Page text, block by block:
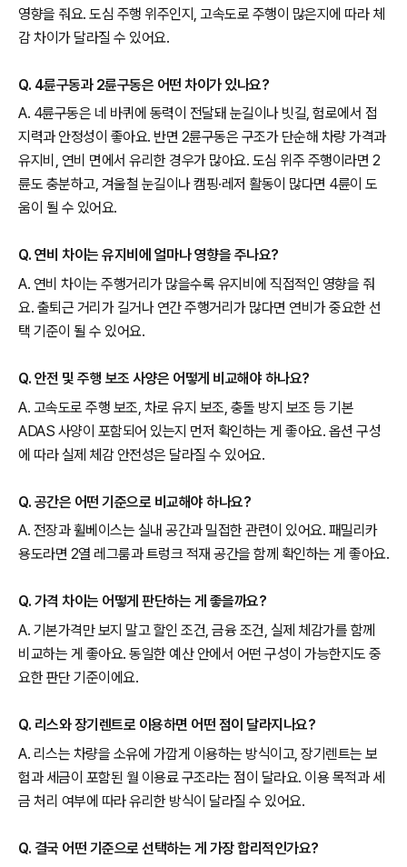
영향을 줘요. 도심 주행 위주인지, 고속도로 주행이 많은지에 따라 체
감 차이가 달라질 수 있어요.
Q. 4륜구동과 2륜구동은 어떤 차이가 있나요?
A. 4륜구동은 네 바퀴에 동력이 전달돼 눈길이나 빗길, 험로에서 접
지력과 안정성이 좋아요. 반면 2륜구동은 구조가 단순해 차량 가격과
유지비, 연비 면에서 유리한 경우가 많아요. 도심 위주 주행이라면 2
륜도 충분하고, 겨울철 눈길이나 캠핑·레저 활동이 많다면 4륜이 도
움이 될 수 있어요.
Q. 연비 차이는 유지비에 얼마나 영향을 주나요?
A. 연비 차이는 주행거리가 많을수록 유지비에 직접적인 영향을 줘
요. 출퇴근 거리가 길거나 연간 주행거리가 많다면 연비가 중요한 선
택 기준이 될 수 있어요.
Q. 안전 및 주행 보조 사양은 어떻게 비교해야 하나요?
A. 고속도로 주행 보조, 차로 유지 보조, 충돌 방지 보조 등 기본
ADAS 사양이 포함되어 있는지 먼저 확인하는 게 좋아요. 옵션 구성
에 따라 실제 체감 안전성은 달라질 수 있어요.
Q. 공간은 어떤 기준으로 비교해야 하나요?
A. 전장과 휠베이스는 실내 공간과 밀접한 관련이 있어요. 패밀리카
용도라면 2열 레그룸과 트렁크 적재 공간을 함께 확인하는 게 좋아요.
Q. 가격 차이는 어떻게 판단하는 게 좋을까요?
A. 기본가격만 보지 말고 할인 조건, 금융 조건, 실제 체감가를 함께
비교하는 게 좋아요. 동일한 예산 안에서 어떤 구성이 가능한지도 중
요한 판단 기준이에요.
Q. 리스와 장기렌트로 이용하면 어떤 점이 달라지나요?
A. 리스는 차량을 소유에 가깝게 이용하는 방식이고, 장기렌트는 보
험과 세금이 포함된 월 이용료 구조라는 점이 달라요. 이용 목적과 세
금 처리 여부에 따라 유리한 방식이 달라질 수 있어요.
Q. 결국 어떤 기준으로 선택하는 게 가장 합리적인가요?